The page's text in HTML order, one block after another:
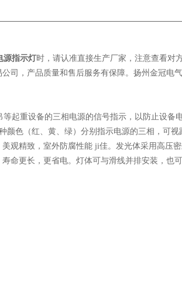
源指示灯时，请认准直接生产厂家，注意查看对
司，产品质量和售后服务有保障。扬州金冠电
起重设备的三相电源的信号指示，以防止设备
色（红、黄、绿）分别指示电源的三相，可视
观精致，室外防腐性能 ji佳。发光体采用高压
命更长，更省电。灯体可与滑线并排安装，也